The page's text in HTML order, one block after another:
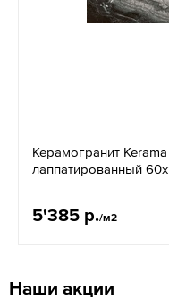
Керамогранит
лаппатированный
5'385 р./м2
Наши акции